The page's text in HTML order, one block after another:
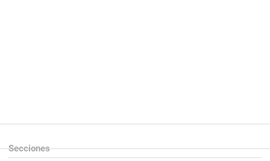
Secciones